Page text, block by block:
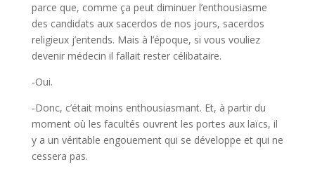
parce que, comme ça peut diminuer l’enthousiasme
des candidats aux sacerdos de nos jours, sacerdos
religieux j’entends. Mais à l’époque, si vous vouliez
devenir médecin il fallait rester célibataire.
-Oui.
-Donc, c’était moins enthousiasmant. Et, à partir du
moment où les facultés ouvrent les portes aux laïcs, il
y a un véritable engouement qui se développe et qui ne
cessera pas.